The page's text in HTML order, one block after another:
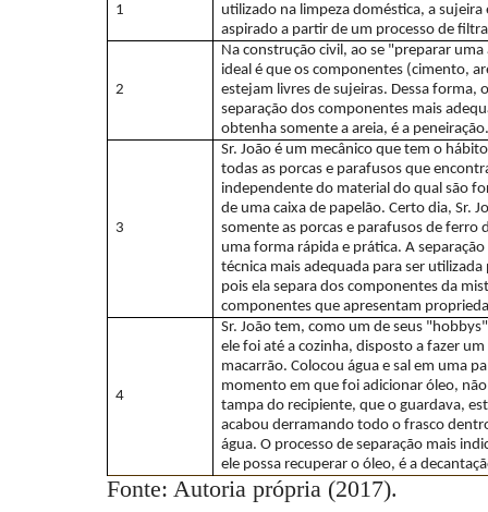
1
utilizado na limpeza doméstica, a sujeira
aspirado a partir de um processo de
2
Na construção civil, ao se "preparar uma
ideal é que os componentes (cimento,
estejam livres de sujeiras. Dessa forma,
separação dos componentes mais
obtenha somente a areia, é a
3
Sr. João é um mecânico que tem o
todas as porcas e parafusos que
independente do material do qual são
de uma caixa de papelão. Certo dia, Sr.
somente as porcas e parafusos de ferro
uma forma rápida e prática. A separação
técnica mais adequada para ser utilizada
pois ela separa dos componentes da
componentes que apresentam
4
Sr. João tem, como um de seus
ele foi até a cozinha, disposto a fazer
macarrão. Colocou água e sal em uma
momento em que foi adicionar óleo,
tampa do recipiente, que o guardava,
acabou derramando todo o frasco
água. O processo de separação mais
ele possa recuperar o óleo, é a
Fonte: Autoria própria (2017).